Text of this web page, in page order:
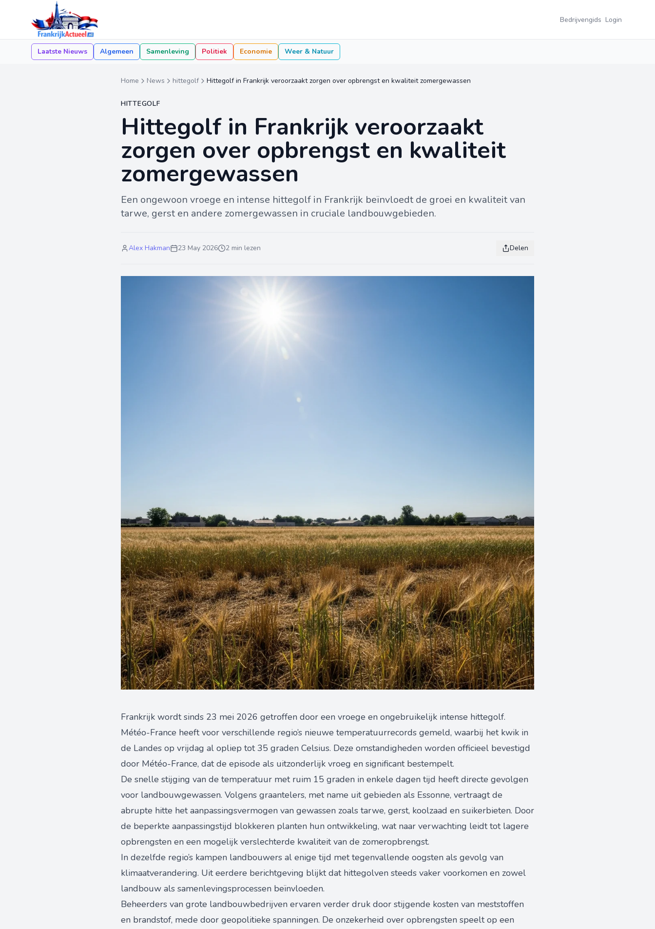
Bedrijvengids Login
Laatste Nieuws Algemeen Samenleving Politiek Economie Weer & Natuur
Home News hittegolf Hittegolf in Frankrijk veroorzaakt zorgen over opbrengst en kwaliteit zomergewassen
HITTEGOLF
Hittegolf in Frankrijk veroorzaakt
zorgen over opbrengst en kwaliteit
zomergewassen
Een ongewoon vroege en intense hittegolf in Frankrijk beïnvloedt de groei en kwaliteit van
tarwe, gerst en andere zomergewassen in cruciale landbouwgebieden.
Alex Hakman 23 May 2026 2 min lezen Delen
Frankrijk wordt sinds 23 mei 2026 getroffen door een vroege en ongebruikelijk intense hittegolf.
Météo-France heeft voor verschillende regio’s nieuwe temperatuurrecords gemeld, waarbij het kwik in
de Landes op vrijdag al opliep tot 35 graden Celsius. Deze omstandigheden worden officieel bevestigd
door Météo-France, dat de episode als uitzonderlijk vroeg en significant bestempelt.
De snelle stijging van de temperatuur met ruim 15 graden in enkele dagen tijd heeft directe gevolgen
voor landbouwgewassen. Volgens graantelers, met name uit gebieden als Essonne, vertraagt de
abrupte hitte het aanpassingsvermogen van gewassen zoals tarwe, gerst, koolzaad en suikerbieten. Door
de beperkte aanpassingstijd blokkeren planten hun ontwikkeling, wat naar verwachting leidt tot lagere
opbrengsten en een mogelijk verslechterde kwaliteit van de zomeropbrengst.
In dezelfde regio’s kampen landbouwers al enige tijd met tegenvallende oogsten als gevolg van
klimaatverandering. Uit eerdere berichtgeving blijkt dat hittegolven steeds vaker voorkomen en zowel
landbouw als samenlevingsprocessen beïnvloeden.
Beheerders van grote landbouwbedrijven ervaren verder druk door stijgende kosten van meststoffen
en brandstof, mede door geopolitieke spanningen. De onzekerheid over opbrengsten speelt op een